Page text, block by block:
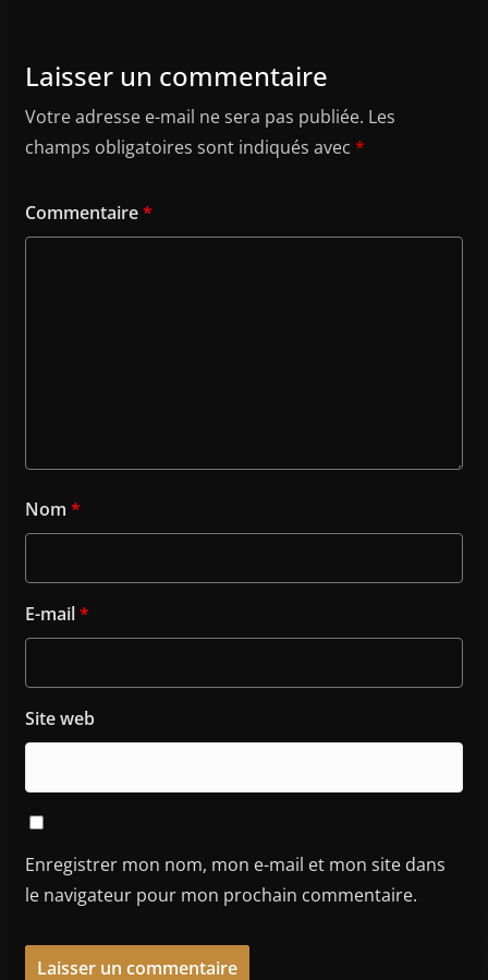
Laisser un commentaire
Votre adresse e-mail ne sera pas publiée. Les
champs obligatoires sont indiqués avec *
Commentaire*
Nom *
E-mail*
Site web
Enregistrer mon nom, mon e-mail et mon site dans
le navigateur pour mon prochain commentaire.